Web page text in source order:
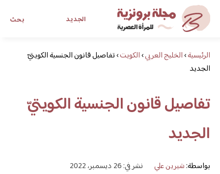
بحث الجديد
مجلة برونزية للفتاة العصريةالرئيسية›الخليج العربي›الكويت›تفاصيل قانون الجنسية الكويتيّ
الجديد
تفاصيل قانون الجنسية الكويتيّ
الجديد
بواسطة:شيرين علي نشر في: 26 ديسمبر، 2022